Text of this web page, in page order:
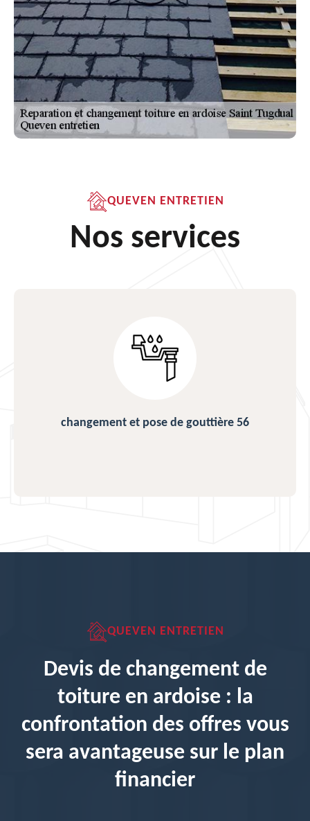
QUEVEN ENTRETIEN
Nos services
changement et pose de gouttière 56
QUEVEN ENTRETIEN
Devis de changement de
toiture en ardoise : la
confrontation des offres vous
sera avantageuse sur le plan
financier